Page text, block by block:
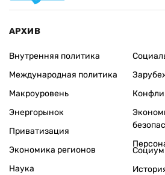
АРХИВ
Внутренняя политика
Международная политика
Макроуровень
Энергорынок
Приватизация
Экономика регионов
Наука
Социум